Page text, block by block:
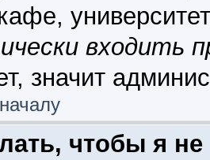
входить
значит
чтобы я